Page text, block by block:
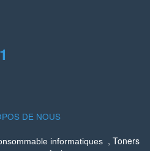
DE NOUS
informatiques , Toners